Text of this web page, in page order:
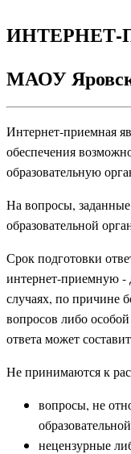
МАОУ
Интернет-приемная
обеспечения
образовательную
На вопросы,
образовательной
Срок подготовки
интернет-приемную -
случаях, по причине
вопросов либо
ответа может
Не принимаются к
вопросы, не
нецензурные